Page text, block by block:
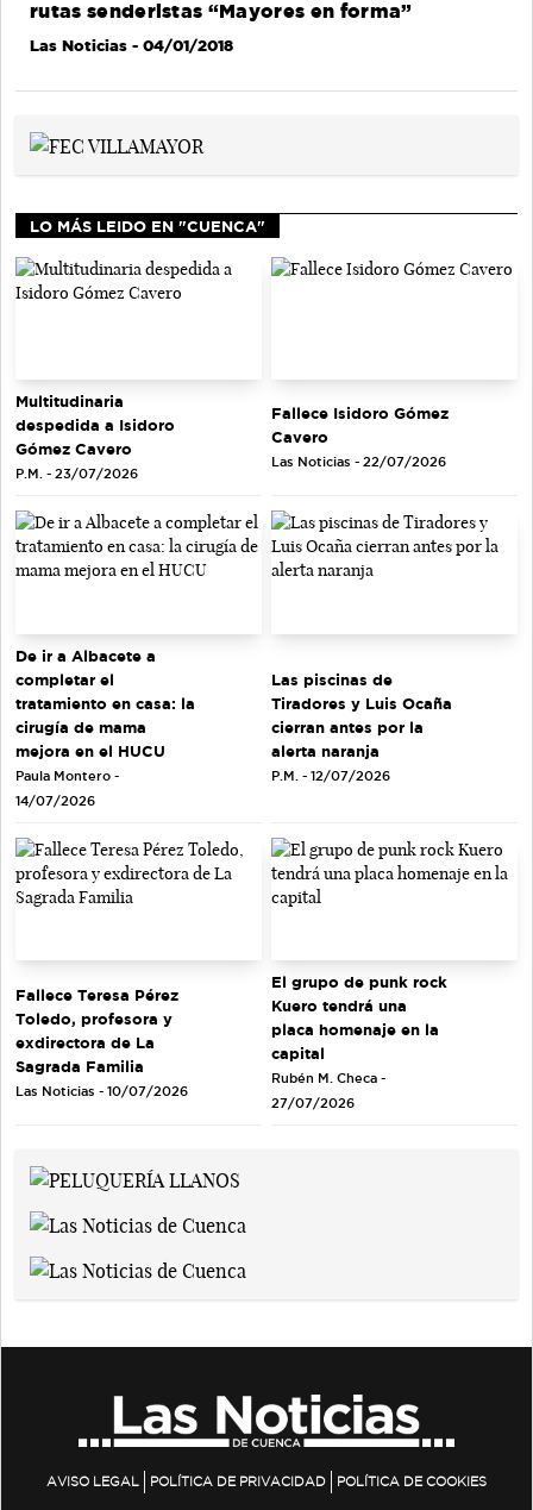
rutas senderistas “Mayores en forma”
Las Noticias - 04/01/2018
LO MÁS LEIDO EN "CUENCA"
Multitudinaria
despedida a Isidoro
Gómez Cavero
P.M. - 23/07/2026
Fallece Isidoro Gómez
Cavero
Las Noticias - 22/07/2026
De ir a Albacete a
completar el
tratamiento en casa: la
cirugía de mama
mejora en el HUCU
Paula Montero -
14/07/2026
Las piscinas de
Tiradores y Luis Ocaña
cierran antes por la
alerta naranja
P.M. - 12/07/2026
Fallece Teresa Pérez
Toledo, profesora y
exdirectora de La
Sagrada Familia
Las Noticias - 10/07/2026
El grupo de punk rock
Kuero tendrá una
placa homenaje en la
capital
Rubén M. Checa -
27/07/2026
AVISO LEGAL POLÍTICA DE PRIVACIDAD POLÍTICA DE COOKIES